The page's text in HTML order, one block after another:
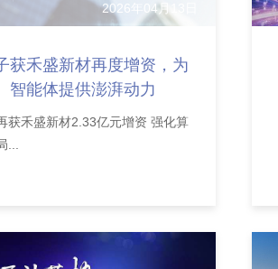
2026年04月13日
获禾盛新材再度增资，为
智能体提供澎湃动力
获禾盛新材2.33亿元增资 强化算
...